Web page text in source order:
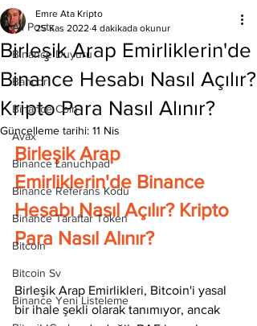
All Posts
Binance Duyuru
Bancor
Binance Coin
Avax
Binance Lanuchpad
Binance Referans Kodu
Binance Taraftar Token
Bitcoin
Bitcoin Sv
Binance Yeni Listeleme
Birleşik Arap Emirliklerin'de
Binance Hesabı Nasıl Açılır?
Kripto Para Nasıl Alınır?
Emre Ata Kripto
25 Kas 2022 4 dakikada okunur
Güncelleme tarihi: 11 Nis
Birleşik Arap
Emirliklerin'de Binance
Hesabı Nasıl Açılır? Kripto
Para Nasıl Alınır?
Birleşik Arap Emirlikleri, Bitcoin'i yasal
bir ihale şekli olarak tanımıyor, ancak